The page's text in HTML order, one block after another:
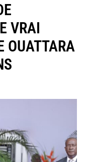
VRAI
OUATTARA